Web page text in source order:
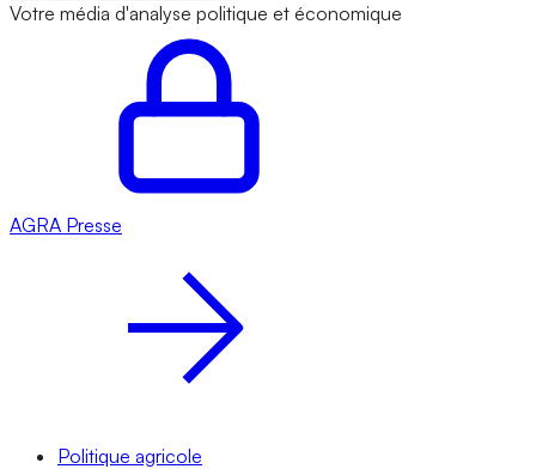
Votre média d'analyse politique et économique
AGRA Presse
Politique agricole